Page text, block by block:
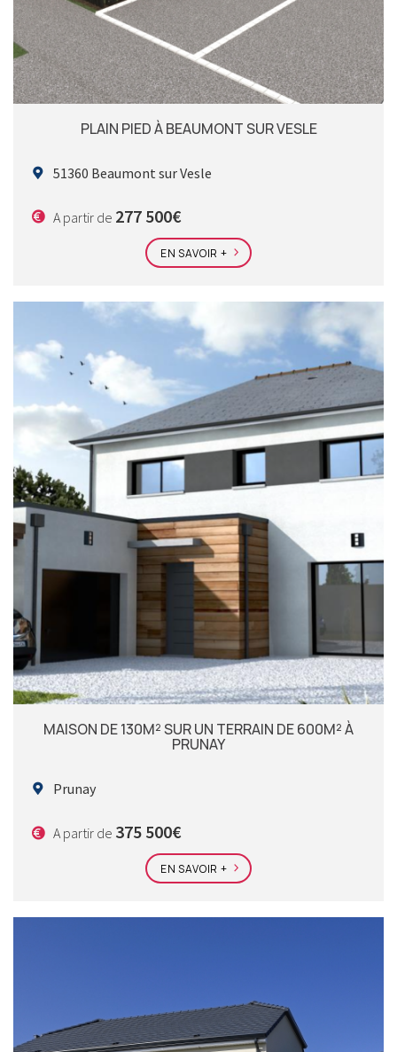
PLAIN PIED À BEAUMONT SUR VESLE
51360 Beaumont sur Vesle
A partir de 277 500€
EN SAVOIR +
MAISON DE 130M² SUR UN TERRAIN DE 600M² À
PRUNAY
Prunay
A partir de 375 500€
EN SAVOIR +